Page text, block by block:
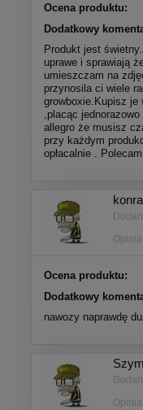
Ocena produktu:
Dodatkowy
Produkt jest
uprawe i sprawiają
umieszczam na
przynosila ci wiele
growboxie.Kupisz je
,placąc
allegro że musisz
przy każdym
opłacalnie .
Ocena produktu:
Dodatkowy
nawozy naprawdę